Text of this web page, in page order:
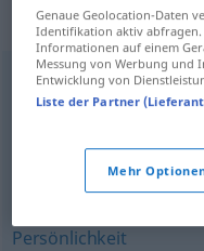
Vogel (ugs., fig.),
Hexe (ugs.)
Persönlichkeit
Genaue Geolocation-Daten
Identifikation aktiv
Informationen auf einem
Messung von Werbung und
Entwicklung von
Liste der Partner
Mehr